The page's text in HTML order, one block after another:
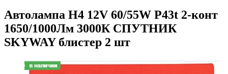
Автолампа H4 12V 60/55W P43t 2-конт
1650/1000Лм 3000К СПУТНИК
SKYWAY блистер 2 шт